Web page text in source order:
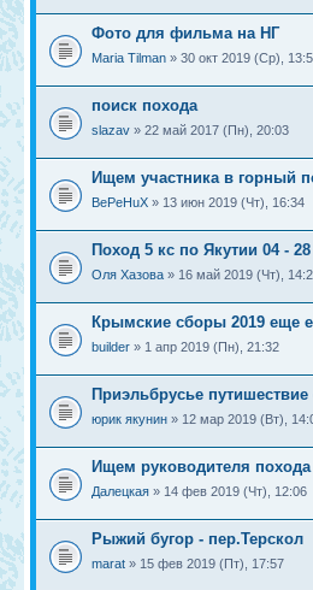
Фото для фильма на НГ
Maria Tilman » 30 окт 2019 (Ср),
поиск похода
slazav » 22 май 2017 (Пн), 20:03
Ищем участника в горный
BePeHuX » 13 июн 2019 (Чт), 16:34
Поход 5 кс по Якутии 04 -
Оля Хазова » 16 май 2019 (Чт),
Крымские сборы 2019 еще
builder » 1 апр 2019 (Пн), 21:32
Приэльбрусье путишествие
юрик якунин » 12 мар 2019 (Вт),
Ищем руководителя
Далецкая » 14 фев 2019 (Чт), 12:06
Рыжий бугор - пер.Терскол
marat » 15 фев 2019 (Пт), 17:57